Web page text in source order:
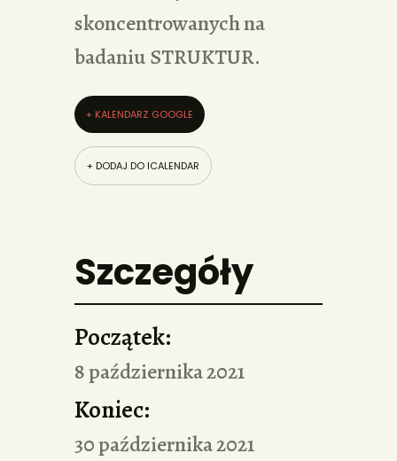
skoncentrowanych na
badaniu STRUKTUR.
+ KALENDARZ GOOGLE
+ DODAJ DO ICALENDAR
Szczegóły
Początek:
8 października 2021
Koniec:
30 października 2021